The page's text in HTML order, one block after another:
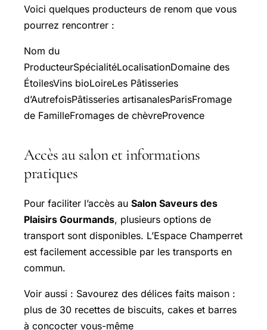
Voici quelques producteurs de renom que vous
pourrez rencontrer :
Nom du
ProducteurSpécialitéLocalisationDomaine des
ÉtoilesVins bioLoireLes Pâtisseries
d’AutrefoisPâtisseries artisanalesParisFromage
de FamilleFromages de chèvreProvence
Accès au salon et informations
pratiques
Pour faciliter l’accès au Salon Saveurs des
Plaisirs Gourmands, plusieurs options de
transport sont disponibles. L’Espace Champerret
est facilement accessible par les transports en
commun.
Voir aussi : Savourez des délices faits maison :
plus de 30 recettes de biscuits, cakes et barres
à concocter vous-même